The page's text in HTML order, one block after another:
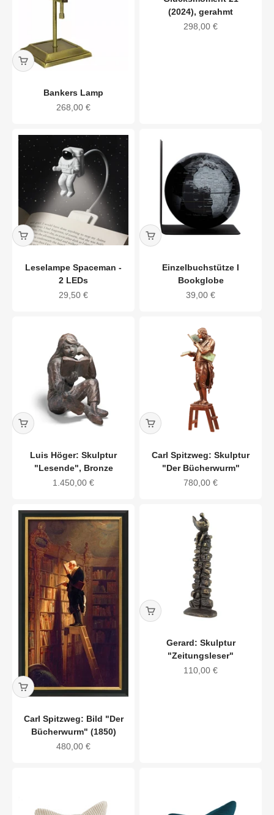
Bankers Lamp
Angebot
268,00 €
(2024), gerahmt
Angebot
298,00 €
Leselampe Spaceman -
2 LEDs
Angebot
29,50 €
Einzelbuchstütze I
Bookglobe
Angebot
39,00 €
Luis Höger: Skulptur
"Lesende", Bronze
Angebot
1.450,00 €
Carl Spitzweg: Skulptur
"Der Bücherwurm"
Angebot
780,00 €
Carl Spitzweg: Bild "Der
Bücherwurm" (1850)
Angebot
480,00 €
Gerard: Skulptur
"Zeitungsleser"
Angebot
110,00 €